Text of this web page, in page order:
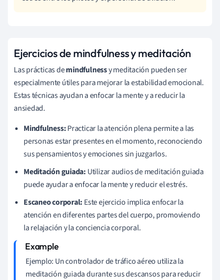
Ejercicios de mindfulness y meditación
Las prácticas demindfulnessy meditación pueden ser
especialmente útiles para mejorar la estabilidad emocional.
Estas técnicas ayudan a enfocar la mente y a reducir la
ansiedad.
Mindfulness:Practicar la atención plena permite a las
personas estar presentes en el momento, reconociendo
sus pensamientos y emociones sin juzgarlos.
Meditación guiada: Utilizar audios de meditación guiada
puede ayudar a enfocar la mente y reducir el estrés.
Escaneo corporal: Este ejercicio implica enfocar la
atención en diferentes partes del cuerpo, promoviendo
la relajación y la conciencia corporal.
Ejemplo: Un controlador de tráfico aéreo utiliza la
meditación guiada durante sus descansos para reducir